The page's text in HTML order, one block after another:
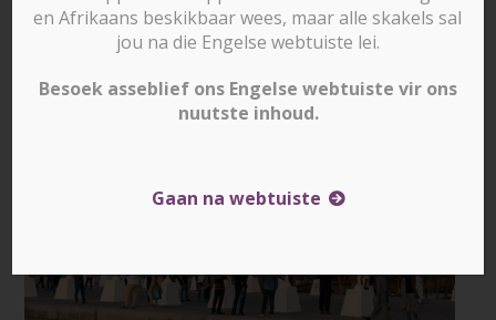
en Afrikaans beskikbaar wees, maar alle skakels sal
jou na die Engelse webtuiste lei.
Besoek asseblief ons Engelse webtuiste vir ons
nuutste inhoud.
Gaan na webtuiste